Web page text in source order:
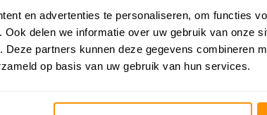
en advertenties te personaliseren, om functies
delen we informatie over uw gebruik van onze
Deze partners kunnen deze gegevens combineren
op basis van uw gebruik van hun services.